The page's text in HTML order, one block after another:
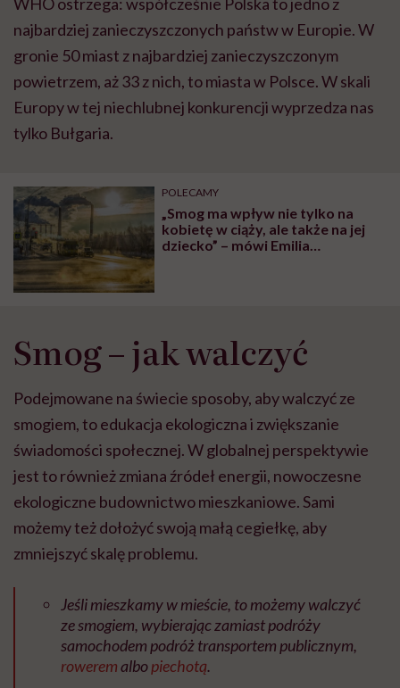
najbardziej zanieczyszczonych państw w Europie. W
gronie 50 miast z najbardziej zanieczyszczonym
powietrzem, aż 33 z nich, to miasta w Polsce. W skali
Europy w tej niechlubnej konkurencji wyprzedza nas
tylko Bułgaria.
POLECAMY
„Smog ma wpływ nie tylko na
kobietę w ciąży, ale także na jej
dziecko” – mówi Emilia
Smog – jak walczyć
Podejmowane na świecie sposoby, aby walczyć ze
smogiem, to edukacja ekologiczna i zwiększanie
świadomości społecznej. W globalnej perspektywie
jest to również zmiana źródeł energii, nowoczesne
ekologiczne budownictwo mieszkaniowe. Sami
możemy też dołożyć swoją małą cegiełkę, aby
zmniejszyć skalę problemu.
Jeśli mieszkamy w mieście, to możemy walczyć
ze smogiem, wybierając zamiast podróży
samochodem podróż transportem publicznym,
roweremalbopiechotą.